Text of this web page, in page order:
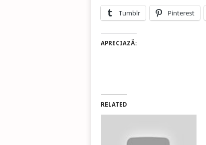
Tumblr Pinterest
APRECIAZĂ:
RELATED